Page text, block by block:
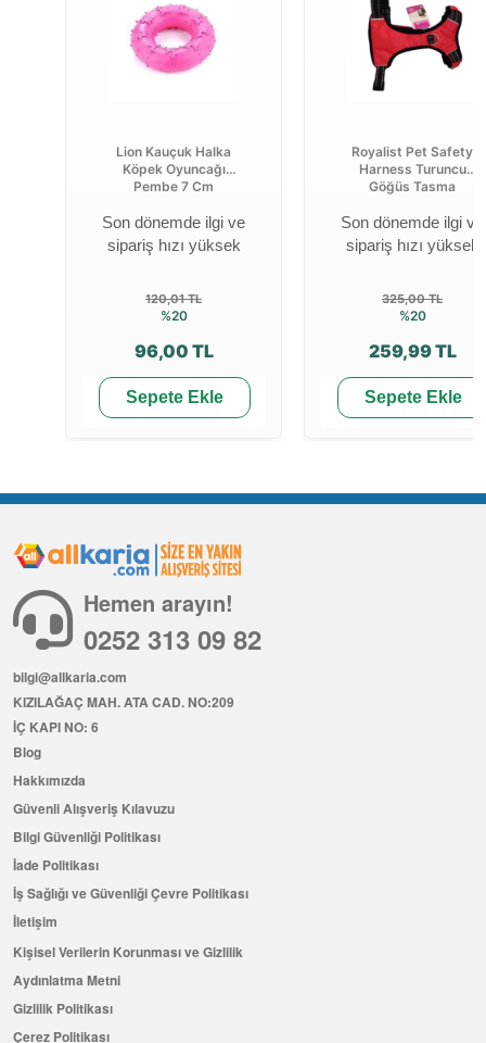
Lion Kauçuk Halka
Köpek Oyuncağı
Pembe 7 Cm
Son dönemde ilgi ve
sipariş hızı yüksek
120,01 TL
%20
96,00 TL
Sepete Ekle
Royalist Pet Safety
Harness Turuncu
Göğüs Tasma
Son dönemde ilgi ve
sipariş hızı yüksek
325,00 TL
%20
259,99 TL
Sepete Ekle
Hemen arayın!
0252 313 09 82
bilgi@allkaria.com
KIZILAĞAÇ MAH. ATA CAD. NO:209
İÇ KAPI NO: 6
Blog
Hakkımızda
Güvenli Alışveriş Kılavuzu
Bilgi Güvenliği Politikası
İade Politikası
İş Sağlığı ve Güvenliği Çevre Politikası
İletişim
Kişisel Verilerin Korunması ve Gizlilik
Aydınlatma Metni
Gizlilik Politikası
Çerez Politikası